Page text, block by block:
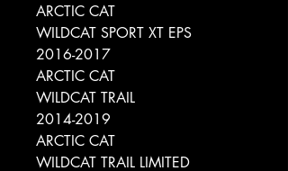
ARCTIC CAT
WILDCAT SPORT XT EPS
2016-2017
ARCTIC CAT
WILDCAT TRAIL
2014-2019
ARCTIC CAT
WILDCAT TRAIL LIMITED